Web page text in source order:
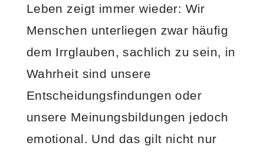
Leben zeigt immer wieder: Wir
Menschen unterliegen zwar häufig
dem Irrglauben, sachlich zu sein, in
Wahrheit sind unsere
Entscheidungsfindungen oder
unsere Meinungsbildungen jedoch
emotional. Und das gilt nicht nur